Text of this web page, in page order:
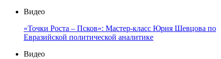
Видео
«Точки Роста – Псков»: Мастер-класс Юрия Шевцова по
Евразийской политической аналитике
Видео